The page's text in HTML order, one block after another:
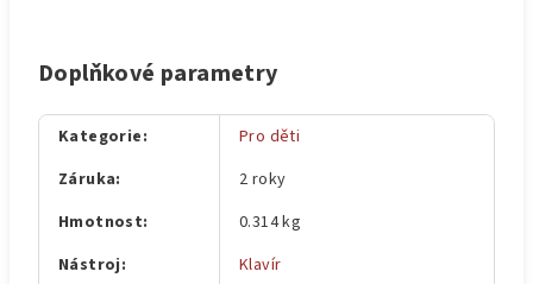
Doplňkové parametry
Kategorie:
Pro děti
Záruka:
2 roky
Hmotnost:
0.314 kg
Nástroj: Klavír